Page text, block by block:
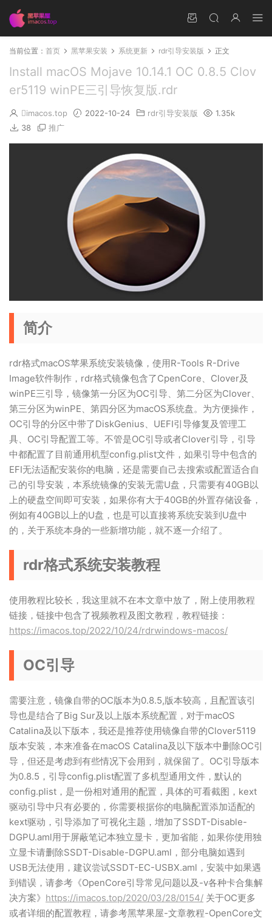
当前位置： 首页 黑苹果安装 系统更新 rdr引导安装版 正文
Install macOS Mojave 10.14.1 OC 0.8.5 Clov
er5119 winPE三引导恢复版.rdr
imacos.top 2022-10-24 rdr引导安装版
1.35k
38
推广
简介
rdr格式macOS苹果系统安装镜像，使用R-Tools R-Drive
Image软件制作，rdr格式镜像包含了CpenCore、Clover及
winPE三引导，镜像第一分区为OC引导、第二分区为Clover、
第三分区为winPE、第四分区为macOS系统盘。为方便操作，
OC引导的分区中带了DiskGenius、UEFI引导修复及管理工
具、OC引导配置工等。不管是OC引导或者Clover引导，引导
中都配置了目前通用机型config.plist文件，如果引导中包含的
EFI无法适配安装你的电脑，还是需要自己去搜索或配置适合自
己的引导安装，本系统镜像的安装无需U盘，只需要有40GB以
上的硬盘空间即可安装，如果你有大于40GB的外置存储设备，
例如有40GB以上的U盘，也是可以直接将系统安装到U盘中
的，关于系统本身的一些新增功能，就不逐一介绍了。
rdr格式系统安装教程
使用教程比较长，我这里就不在本文章中放了，附上使用教程
链接，链接中包含了视频教程及图文教程，教程链接：
https://imacos.top/2022/10/24/rdrwindows-macos/
OC引导
需要注意，镜像自带的OC版本为0.8.5,版本较高，且配置该引
导也是结合了Big Sur及以上版本系统配置，对于macOS
Catalina及以下版本，我还是推荐使用镜像自带的Clover5119
版本安装，本来准备在macOS Catalina及以下版本中删除OC引
导，但还是考虑到有些情况下会用到，就保留了。OC引导版本
为0.8.5，引导config.plist配置了多机型通用文件，默认的
config.plist，是一份相对通用的配置，具体的可看截图，kext
驱动引导中只有必要的，你需要根据你的电脑配置添加适配的
kext驱动，引导添加了可视化主题，增加了SSDT-Disable-
DGPU.aml用于屏蔽笔记本独立显卡，更加省能，如果你使用独
立显卡请删除SSDT-Disable-DGPU.aml，部分电脑如遇到
USB无法使用，建议尝试SSDT-EC-USBX.aml，安装中如果遇
到错误，请参考《OpenCore引导常见问题以及-v各种卡合集解
决方案》 https://imacos.top/2020/03/28/0154/ 关于OC更多
或者详细的配置教程，请参考黑苹果屋-文章教程-OpenCore文